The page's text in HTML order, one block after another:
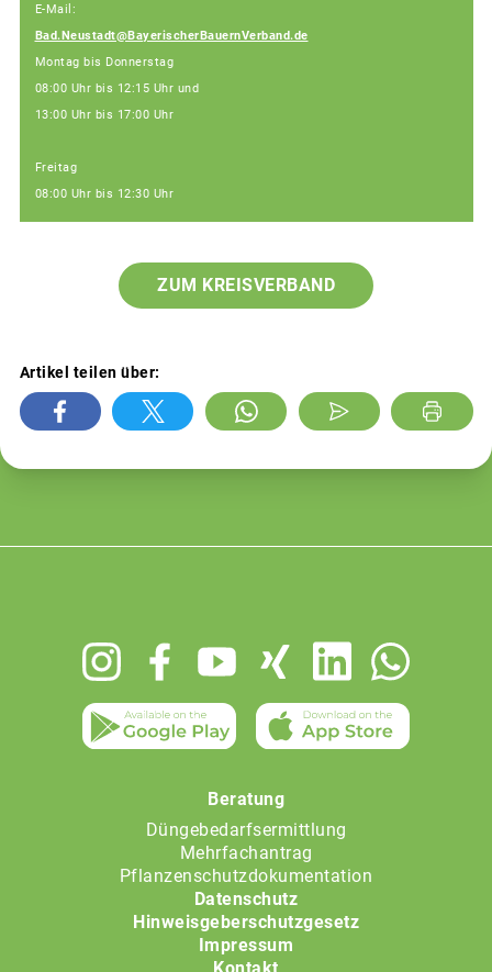
E-Mail:
Bad.Neustadt@BayerischerBauernVerband.de
Montag bis Donnerstag
08:00 Uhr bis 12:15 Uhr und
13:00 Uhr bis 17:00 Uhr
Freitag
08:00 Uhr bis 12:30 Uhr
ZUM KREISVERBAND
Artikel teilen über:
Beratung
Düngebedarfsermittlung
Mehrfachantrag
Pflanzenschutzdokumentation
Datenschutz
Hinweisgeberschutzgesetz
Impressum